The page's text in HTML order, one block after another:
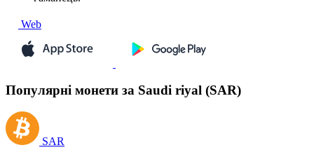
Web
Популярні монети за Saudi riyal (SAR)
SAR